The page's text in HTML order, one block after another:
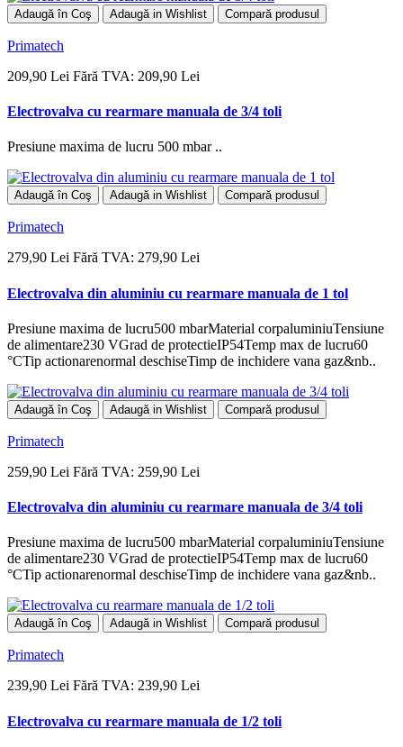
Adaugă în Coş Adaugă in Wishlist Compară produsul
Primatech
209,90 Lei Fără TVA: 209,90 Lei
Electrovalva cu rearmare manuala de 3/4 toli
Presiune maxima de lucru 500 mbar ..
Adaugă în Coş Adaugă in Wishlist Compară produsul
Primatech
279,90 Lei Fără TVA: 279,90 Lei
Electrovalva din aluminiu cu rearmare manuala de 1 tol
Presiune maxima de lucru500 mbarMaterial corpaluminiuTensiune
de alimentare230 VGrad de protectieIP54Temp max de lucru60
°CTip actionarenormal deschiseTimp de inchidere vana gaz&nb..
Adaugă în Coş Adaugă in Wishlist Compară produsul
Primatech
259,90 Lei Fără TVA: 259,90 Lei
Electrovalva din aluminiu cu rearmare manuala de 3/4 toli
Presiune maxima de lucru500 mbarMaterial corpaluminiuTensiune
de alimentare230 VGrad de protectieIP54Temp max de lucru60
°CTip actionarenormal deschiseTimp de inchidere vana gaz&nb..
Adaugă în Coş Adaugă in Wishlist Compară produsul
Primatech
239,90 Lei Fără TVA: 239,90 Lei
Electrovalva cu rearmare manuala de 1/2 toli